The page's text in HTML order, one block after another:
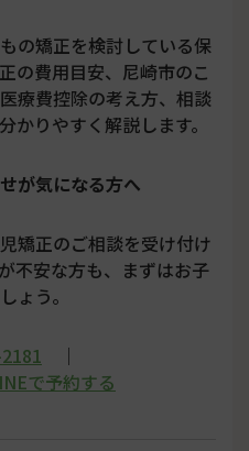
の矯正を検討している保
の費用目安、尼崎市のこ
療費控除の考え方、相談
かりやすく解説します。
が気になる方へ
矯正のご相談を受け付け
不安な方も、まずはお子
ょう。
｜
で予約する